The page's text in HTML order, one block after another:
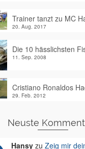
Trainer tanzt zu MC
20. Aug. 2017
Die 10 hässlichsten
11. Sep. 2008
Cristiano Ronaldos
29. Feb. 2012
Neuste
Hansyzu Zeig mir